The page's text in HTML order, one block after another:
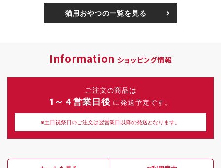
猫用おやつの一覧を見る
Information ショッピング情報
ご注文の商品は
1～４営業日後 に発送予定です。
※土日祝祭日のご注文は翌営業日以降の発送となります。